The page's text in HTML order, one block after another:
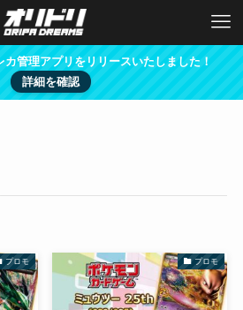
管理アプリをリリースいたしました！
詳細を確認
プロモ プロモ